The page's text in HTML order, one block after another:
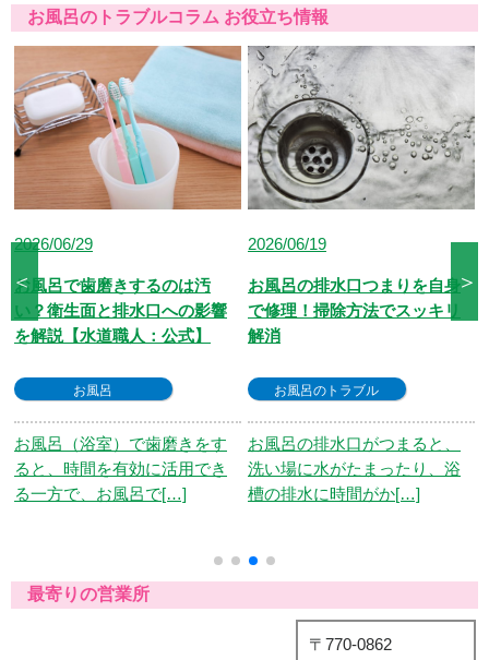
済、QR決済など、お客さまのご都合に合わせ
た方法をお選びいただけます。
お風呂のトラブルコラム お役立ち情報
2026/06/19
お風呂の排水口つまりを自身
で修理！掃除方法でスッキリ
解消
お風呂のトラブル
お風呂の排水口がつまると、
洗い場に水がたまったり、浴
槽の排水に時間がか[…]
2026/07/10
シャワーが出ない原因は？ま
ず確認したい切り分け方と対
処法【水道職人：プロ】
お風呂
シャワーをひねっても、水や
お湯が出てこない。 朝の忙し
い時間や入浴前の[…]
＜ ＞
最寄りの営業所
〒770-0862